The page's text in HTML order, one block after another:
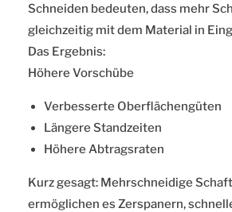
Schneiden bedeuten, dass mehr
gleichzeitig mit dem Material in
Das Ergebnis:
Höhere Vorschübe
Verbesserte Oberflächengüten
Längere Standzeiten
Höhere Abtragsraten
Kurz gesagt: Mehrschneidige
ermöglichen es Zerspanern,